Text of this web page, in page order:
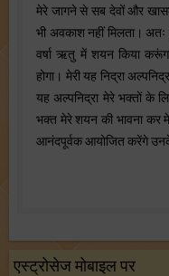
मेरे जागने से सब देवों और
भी अवकाश नहीं मिलता। अतः
वर्षा ऋतु में शयन किया
होगा। मेरी यह निद्रा
यह अल्पनिद्रा मेरे भक्तों के
भक्त मेरे शयन की भावना कर
आनंदपूर्वक आयोजित करेंगे उनके
एस्ट्रोसेज मोबाइल पर